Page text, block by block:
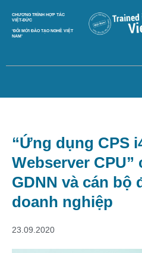
CHƯƠNG TRÌNH HỢP TÁC
VIỆT-ĐỨC
‘ĐỔI MỚI ĐÀO TẠO NGHỀ VIỆT
NAM’
“Ứng dụng CPS
Webserver
GDNN và cán bộ
doanh nghiệp
23.09.2020